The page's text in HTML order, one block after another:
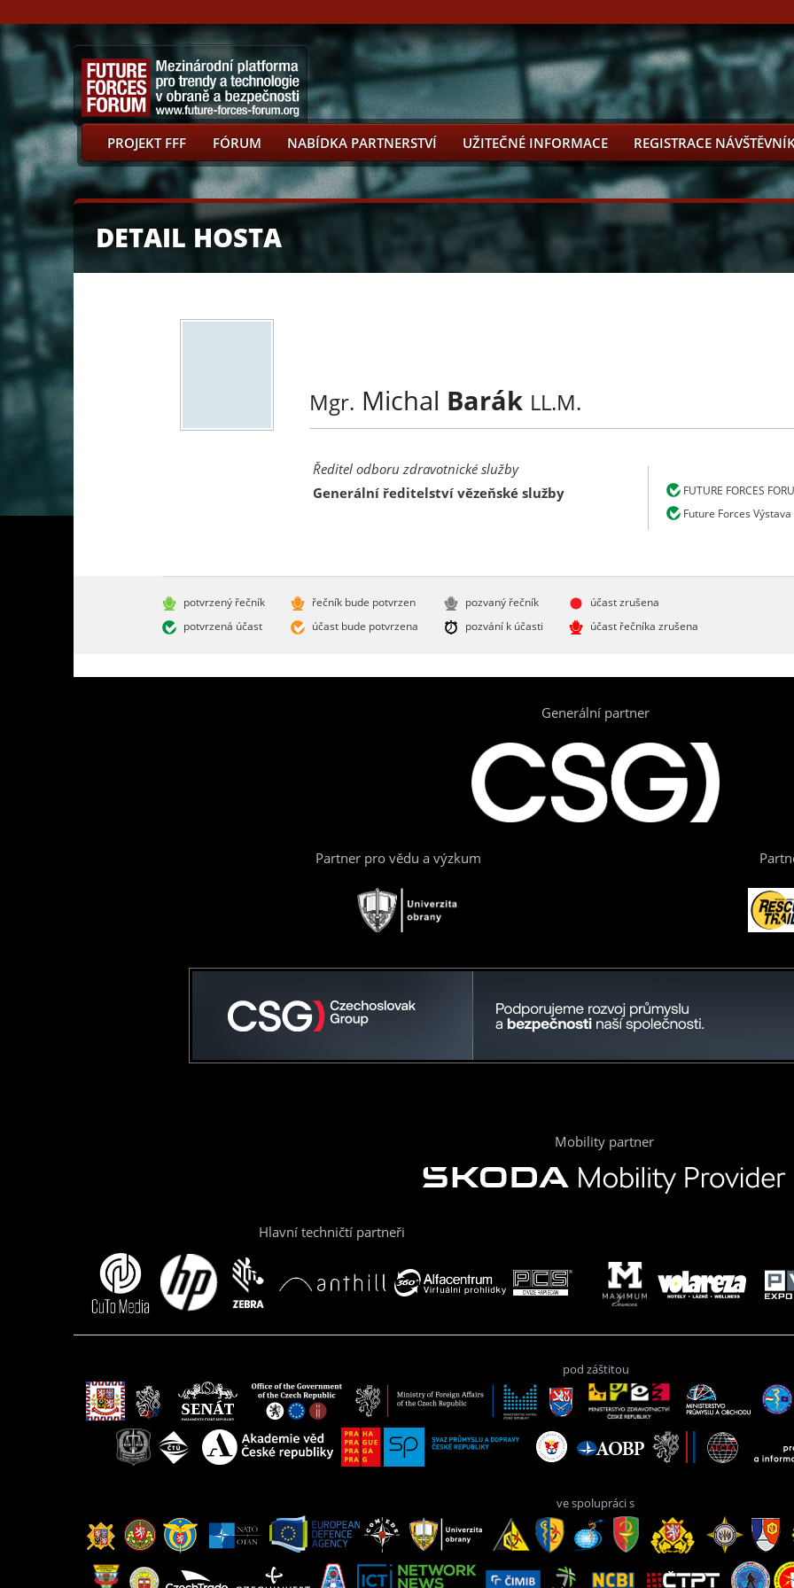
PROJEKT FFF FÓRUM NABÍDKA PARTNERSTVÍ UŽITEČNÉ INFORMACE REGISTRACE
DETAIL HOSTA
Mgr. Michal Barák LL.M.
FUTURE FORCES
Future Forces
Ředitel odboru zdravotnické služby
Generální ředitelství vězeňské služby
potvrzený řečník
potvrzená účast
řečník bude potvrzen
účast bude potvrzena
pozvaný řečník
pozvání k účasti
účast zrušena
účast řečníka zrušena
Generální partner
Partner pro vědu a výzkum
Mobility partner
Hlavní techničtí partneři
pod záštitou
ve spolupráci s